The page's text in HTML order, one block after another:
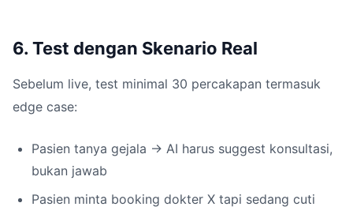
6. Test dengan Skenario Real
Sebelum live, test minimal 30 percakapan termasuk
edge case:
Pasien tanya gejala → AI harus suggest konsultasi,
bukan jawab
Pasien minta booking dokter X tapi sedang cuti